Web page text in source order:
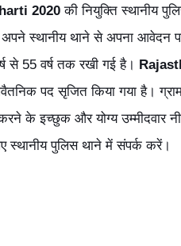
2020 की नियुक्ति स्थानीय
अपने स्थानीय थाने से अपना
से 55 वर्ष तक रखी गई है।
पद सृजित किया गया है।
के इच्छुक और योग्य उम्मीदवार
स्थानीय पुलिस थाने में संपर्क करें।